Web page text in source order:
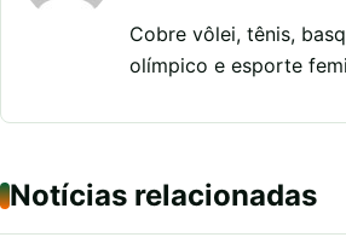
Cobre vôlei, tênis,
olímpico e esporte
Notícias relacionadas